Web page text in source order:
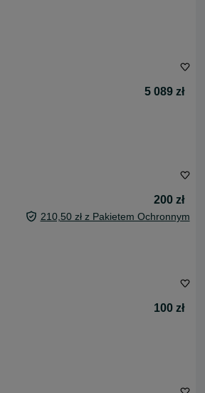
5 089 zł
200 zł
210,50 zł z Pakietem Ochronnym
100 zł